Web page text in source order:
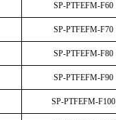
SP-PTFEFM-F60
SP-PTFEFM-F70
SP-PTFEFM-F80
SP-PTFEFM-F90
SP-PTFEFM-F100